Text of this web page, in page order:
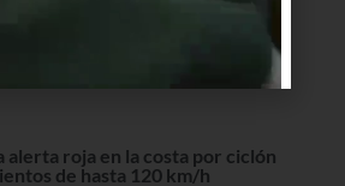
alerta roja en la costa por ciclón
de hasta 120 km/h